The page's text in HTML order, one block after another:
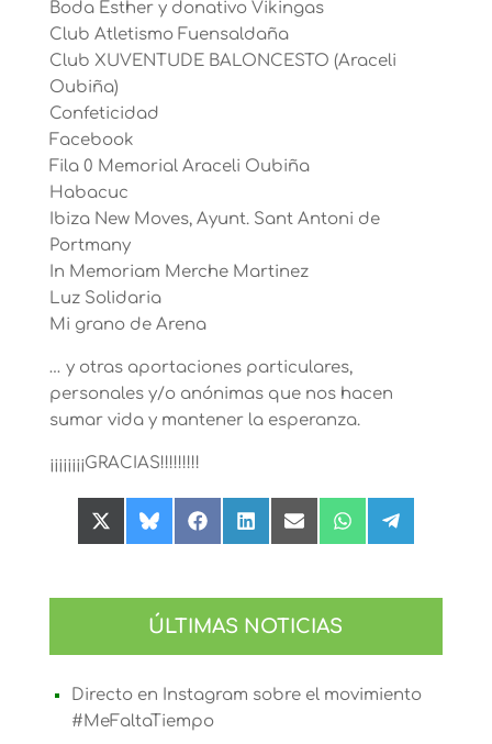
Boda Esther y donativo Vikingas
Club Atletismo Fuensaldaña
Club XUVENTUDE BALONCESTO (Araceli
Oubiña)
Confeticidad
Facebook
Fila 0 Memorial Araceli Oubiña
Habacuc
Ibiza New Moves, Ayunt. Sant Antoni de
Portmany
In Memoriam Merche Martinez
Luz Solidaria
Mi grano de Arena
… y otras aportaciones particulares,
personales y/o anónimas que nos hacen
sumar vida y mantener la esperanza.
¡¡¡¡¡¡¡¡GRACIAS!!!!!!!!!
Compartir
en
Compartir
en
Compartir
en
Compartir
en
Compartir
en
Compartir
en
Compartir
en
ÚLTIMAS NOTICIAS
Directo en Instagram sobre el movimiento
#MeFaltaTiempo